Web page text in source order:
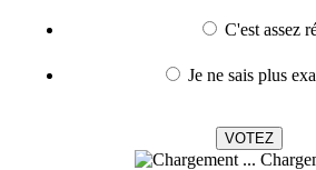
C'est assez
Je ne sais plus